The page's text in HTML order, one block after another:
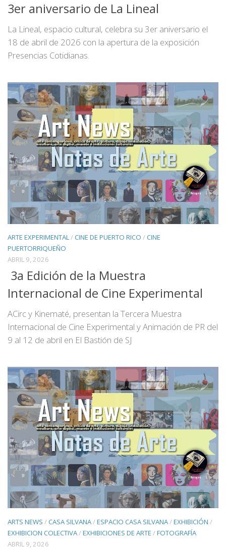
3er aniversario de La Lineal
La Lineal, espacio cultural, celebra su 3er aniversario el
18 de abril de 2026 con la apertura de la exposición
Presencias Cotidianas.
ARTE EXPERIMENTAL/CINE DE PUERTO RICO /CINE
PUERTORRIQUEÑO
ABRIL 9, 2026
3a Edición de la Muestra
Internacional de Cine Experimental
ACirc y Kinematé, presentan la Tercera Muestra
Internacional de Cine Experimental y Animación de PR del
9 al 12 de abril en El Bastión de SJ
ARTS NEWS /CASA SILVANA /ESPACIO CASA SILVANA /EXHIBICIÓN /
EXHIBICION COLECTIVA /EXHIBICIONES DE ARTE /FOTOGRAFÍA
ABRIL 9, 2026